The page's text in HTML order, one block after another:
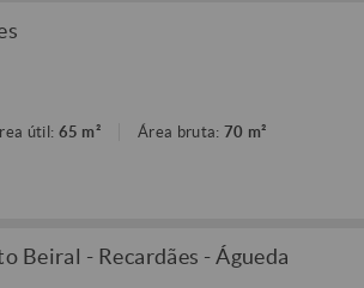
útil: 65 m² Área bruta:70 m²
Beiral - Recardães - Águeda